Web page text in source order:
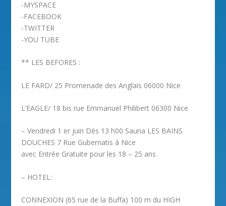
-MYSPACE
-FACEBOOK
-TWITTER
-YOU TUBE
** LES BEFORES :
LE FARD/ 25 Promenade des Anglais 06000 Nice
L’EAGLE/ 18 bis rue Emmanuel Philibert 06300 Nice
– Vendredi 1 er juin Dès 13 h00 Sauna LES BAINS
DOUCHES 7 Rue Gubernatis à Nice
avec Entrée Gratuite pour les 18 – 25 ans
– HOTEL:
CONNEXION (65 rue de la Buffa) 100 m du HIGH